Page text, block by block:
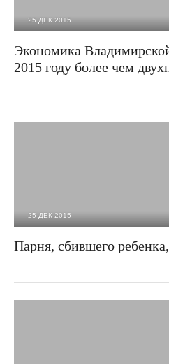
25 ДЕК 2015
Экономика
2015 году более чем
25 ДЕК 2015
Парня, сбившего